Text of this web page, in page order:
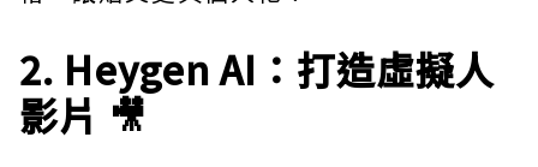
2. Heygen AI：打造虛擬人
影片 🎥